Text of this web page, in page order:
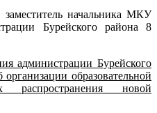
начальника МКУ
Бурейского района 8
администрации Бурейского
образовательной
распространения новой